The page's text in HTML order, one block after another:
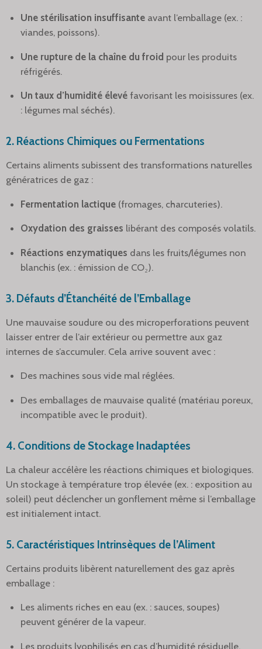
Une stérilisation insuffisante avant l’emballage (ex. :
viandes, poissons).
Une rupture de la chaîne du froid pour les produits
réfrigérés.
Un taux d’humidité élevé favorisant les moisissures (ex.
: légumes mal séchés).
2. Réactions Chimiques ou Fermentations
Certains aliments subissent des transformations naturelles
génératrices de gaz :
Fermentation lactique (fromages, charcuteries).
Oxydation des graisses libérant des composés volatils.
Réactions enzymatiques dans les fruits/légumes non
blanchis (ex. : émission de CO₂).
3. Défauts d’Étanchéité de l’Emballage
Une mauvaise soudure ou des microperforations peuvent
laisser entrer de l’air extérieur ou permettre aux gaz
internes de s’accumuler. Cela arrive souvent avec :
Des machines sous vide mal réglées.
Des emballages de mauvaise qualité (matériau poreux,
incompatible avec le produit).
4. Conditions de Stockage Inadaptées
La chaleur accélère les réactions chimiques et biologiques.
Un stockage à température trop élevée (ex. : exposition au
soleil) peut déclencher un gonflement même si l’emballage
est initialement intact.
5. Caractéristiques Intrinsèques de l’Aliment
Certains produits libèrent naturellement des gaz après
emballage :
Les aliments riches en eau (ex. : sauces, soupes)
peuvent générer de la vapeur.
Les produits lyophilisés en cas d’humidité résiduelle.